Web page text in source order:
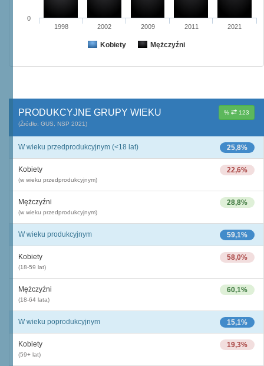
Kobiety Mężczyźni
1998 2002 2009 2011 2021
0
% 123
PRODUKCYJNE GRUPY WIEKU
(Źródło: GUS, NSP 2021)
25,8%
W wieku przedprodukcyjnym (<18 lat)
22,6%
Kobiety
(w wieku przedprodukcyjnym)
28,8%
Mężczyźni
(w wieku przedprodukcyjnym)
59,1%
W wieku produkcyjnym
58,0%
Kobiety
(18-59 lat)
60,1%
Mężczyźni
(18-64 lata)
15,1%
W wieku poprodukcyjnym
19,3%
Kobiety
(59+ lat)